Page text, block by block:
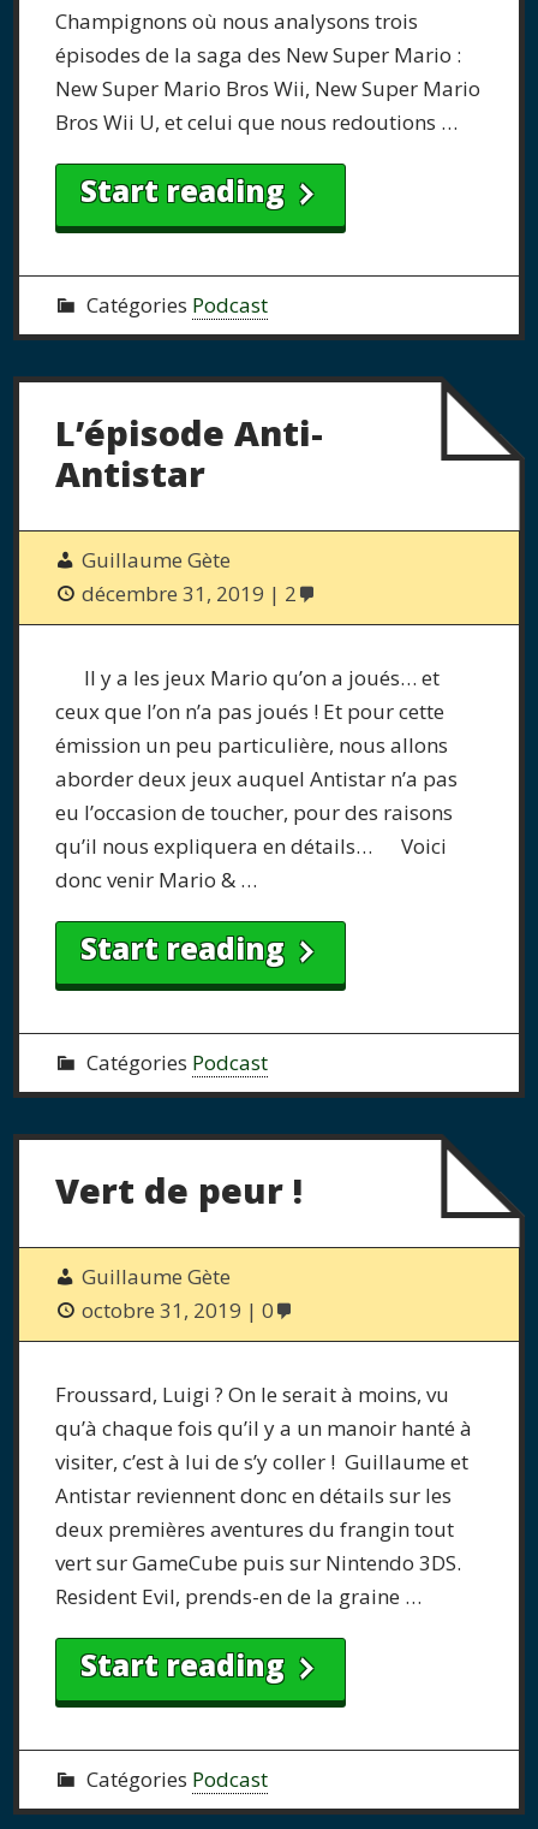
Champignons où nous analysons trois
épisodes de la saga des New Super Mario :
New Super Mario Bros Wii, New Super Mario
Bros Wii U, et celui que nous redoutions …
Start reading
Catégories Podcast
L’épisode Anti-
Antistar
Guillaume Gète
décembre 31, 2019
2
Il y a les jeux Mario qu’on a joués… et
ceux que l’on n’a pas joués ! Et pour cette
émission un peu particulière, nous allons
aborder deux jeux auquel Antistar n’a pas
eu l’occasion de toucher, pour des raisons
qu’il nous expliquera en détails… Voici
donc venir Mario & …
Start reading
Catégories Podcast
Vert de peur !
Guillaume Gète
octobre 31, 2019
0
Froussard, Luigi ? On le serait à moins, vu
qu’à chaque fois qu’il y a un manoir hanté à
visiter, c’est à lui de s’y coller ! Guillaume et
Antistar reviennent donc en détails sur les
deux premières aventures du frangin tout
vert sur GameCube puis sur Nintendo 3DS.
Resident Evil, prends-en de la graine …
Start reading
Catégories Podcast